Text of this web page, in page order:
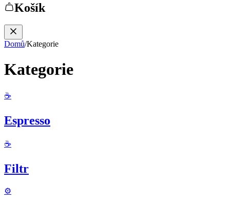
Košík
Domů/Kategorie
Kategorie
☕
Espresso
☕
Filtr
⚙️